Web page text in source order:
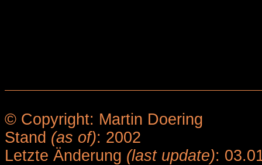
© Copyright: Martin Doering
Stand (as of): 2002
Letzte Änderung (last update):